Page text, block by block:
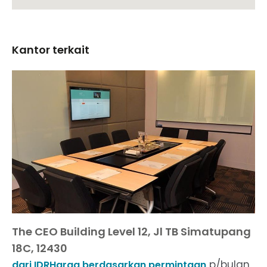
Kantor terkait
The CEO Building Level 12, Jl TB Simatupang
18C, 12430